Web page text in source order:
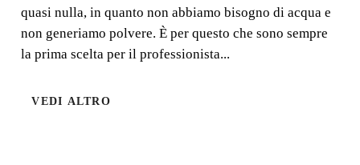
quasi nulla, in quanto non abbiamo bisogno di acqua e
non generiamo polvere. È per questo che sono sempre
la prima scelta per il professionista...
VEDI ALTRO